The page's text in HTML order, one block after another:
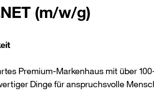
(m/w/g)
Premium-Markenhaus mit über
Dinge für anspruchsvolle